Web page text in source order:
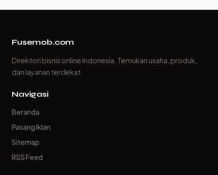
Fusemob.com
Direktori bisnis online Indonesia. Temukan usaha, produk,
dan layanan terdekat.
Navigasi
Beranda
Pasang Iklan
Sitemap
RSS Feed